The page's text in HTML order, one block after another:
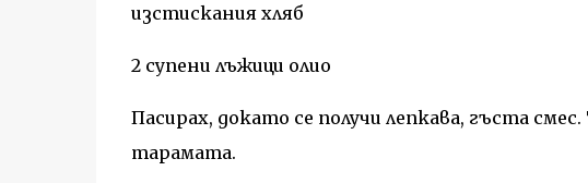
изстискания хляб
2 супени лъжици олио
Пасирах, докато се получи лепкава, гъста
тарамата.